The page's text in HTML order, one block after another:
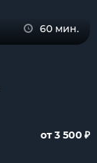
60 мин.
от 3 500 ₽